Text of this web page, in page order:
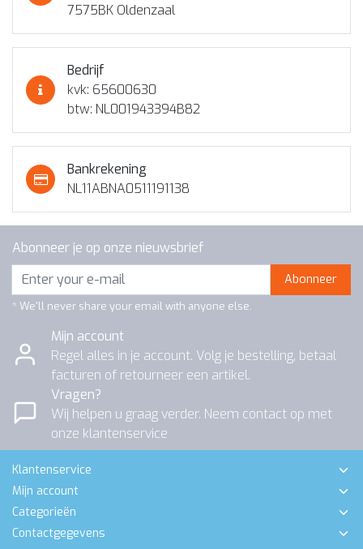
7575BK Oldenzaal
Bedrijf
kvk: 65600630
btw: NL001943394B82
Bankrekening
NL11ABNA0511191138
Abonneer je op onze nieuwsbrief
Abonneer
* We'll never share your email with anyone else.
Mijn account
Regel alles in je account. Volg je bestelling, betaal
facturen of retourneer een artikel.
Vragen?
Wij helpen u graag verder. Neem contact op met
onze klantenservice
Klantenservice
Mijn account
Categorieën
Contactgegevens